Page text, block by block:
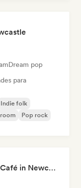
Dream pop
para
Indie folk
Pop rock
The Lost Wanderer Bar Café in Newcastle